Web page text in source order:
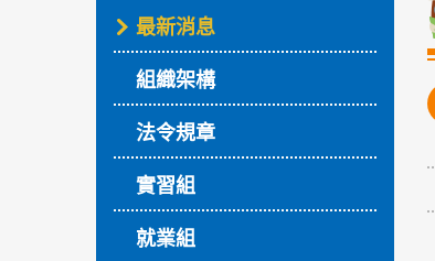
最新消息
組織架構
法令規章
實習組
就業組